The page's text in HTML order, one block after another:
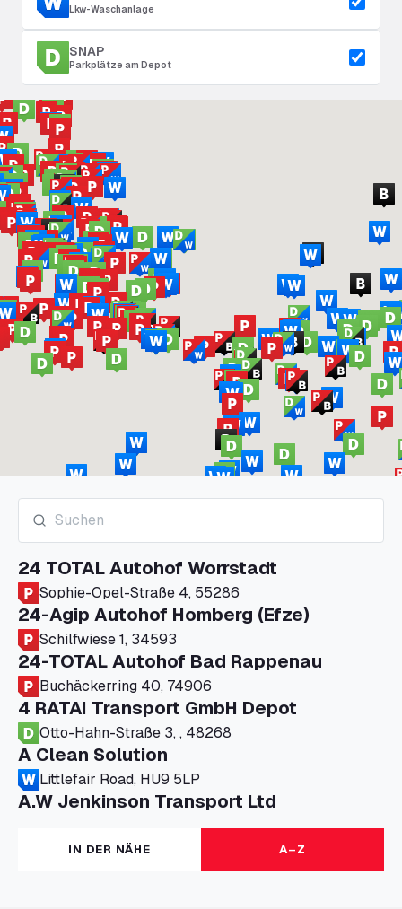
Lkw-Waschanlage
SNAP
Parkplätze am Depot
24 TOTAL Autohof Worrstadt
Sophie-Opel-Straße 4, 55286
24-Agip Autohof Homberg (Efze)
Schilfwiese 1, 34593
24-TOTAL Autohof Bad Rappenau
Buchäckerring 40, 74906
4 RATAI Transport GmbH Depot
Otto-Hahn-Straße 3, , 48268
A Clean Solution
Littlefair Road, HU9 5LP
A.W Jenkinson Transport Ltd
Progress House, ME11 5GA
A+G Nettetal - Depot Parking
Am Panneschopp 7, 41334
IN DER NÄHE A–Z